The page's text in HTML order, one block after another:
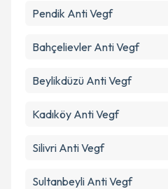
Pendik Anti Vegf
Bahçelievler Anti Vegf
Beylikdüzü Anti Vegf
Kadıköy Anti Vegf
Silivri Anti Vegf
Sultanbeyli Anti Vegf